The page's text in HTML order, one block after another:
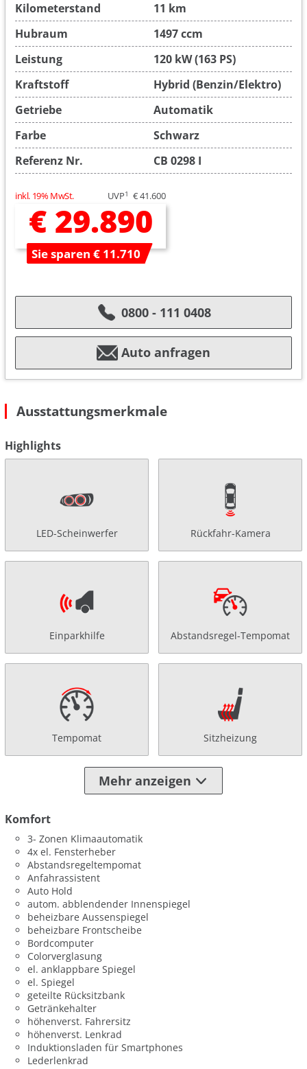
Kilometerstand
11 km
Hubraum
1497 ccm
Leistung
120 kW (163 PS)
Kraftstoff
Hybrid (Benzin/Elektro)
Getriebe
Automatik
Farbe
Schwarz
Referenz Nr.
CB 0298 I
inkl. 19% MwSt. UVP1 € 41.600
€ 29.890
Sie sparen € 11.710
0800 - 111 0408
Auto anfragen
Ausstattungsmerkmale
Highlights
LED-Scheinwerfer Rückfahr-Kamera
Einparkhilfe Abstandsregel-Tempomat
Tempomat Sitzheizung
Mehr anzeigen
Komfort
3- Zonen Klimaautomatik
4x el. Fensterheber
Abstandsregeltempomat
Anfahrassistent
Auto Hold
autom. abblendender Innenspiegel
beheizbare Aussenspiegel
beheizbare Frontscheibe
Bordcomputer
Colorverglasung
el. anklappbare Spiegel
el. Spiegel
geteilte Rücksitzbank
Getränkehalter
höhenverst. Fahrersitz
höhenverst. Lenkrad
Induktionsladen für Smartphones
Lederlenkrad